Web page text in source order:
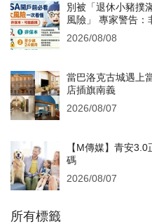
別被「退休小豬撲
風險」 專家警告：
2026/08/08
當巴洛克古城遇上
店插旗南義
2026/08/07
【M傳媒】青安
碼
2026/08/07
所有標籤